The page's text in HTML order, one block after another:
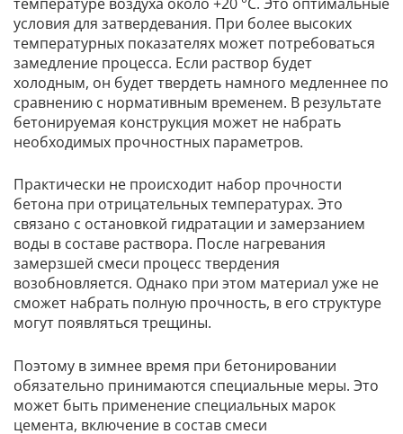
условия для затвердевания. При более высоких
температурных показателях может потребоваться
замедление процесса. Если раствор будет
холодным, он будет твердеть намного медленнее по
сравнению с нормативным временем. В результате
бетонируемая конструкция может не набрать
необходимых прочностных параметров.
Практически не происходит набор прочности
бетона при отрицательных температурах. Это
связано с остановкой гидратации и замерзанием
воды в составе раствора. После нагревания
замерзшей смеси процесс твердения
возобновляется. Однако при этом материал уже не
сможет набрать полную прочность, в его структуре
могут появляться трещины.
Поэтому в зимнее время при бетонировании
обязательно принимаются специальные меры. Это
может быть применение специальных марок
цемента, включение в состав смеси